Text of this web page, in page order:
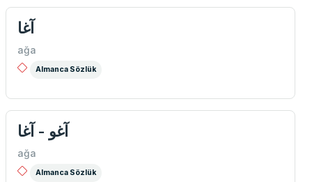
آغا
ağa
Almanca Sözlük
آغو - آغا
ağa
Almanca Sözlük